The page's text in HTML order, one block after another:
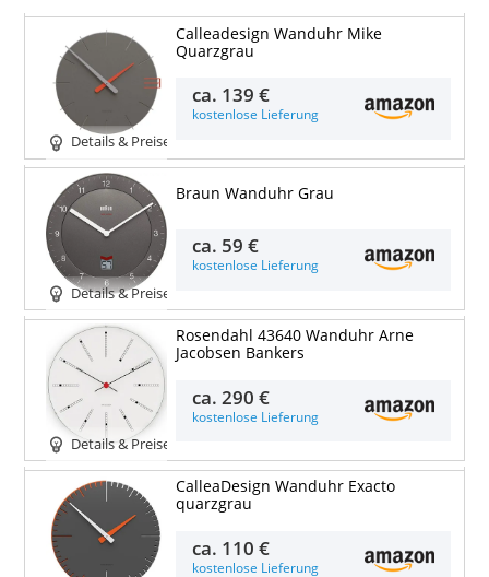
Details & Preise
Calleadesign Wanduhr Mike
Quarzgrau
ca. 139 €
kostenlose Lieferung
Details & Preise
Braun Wanduhr Grau
ca. 59 €
kostenlose Lieferung
Details & Preise
Rosendahl 43640 Wanduhr Arne
Jacobsen Bankers
ca.290 €
kostenlose Lieferung
CalleaDesign Wanduhr Exacto
quarzgrau
ca. 110 €
kostenlose Lieferung